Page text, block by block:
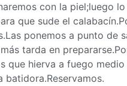
con la piel;luego
que sude el
ponemos a punto de
tarda en
hierva a fuego